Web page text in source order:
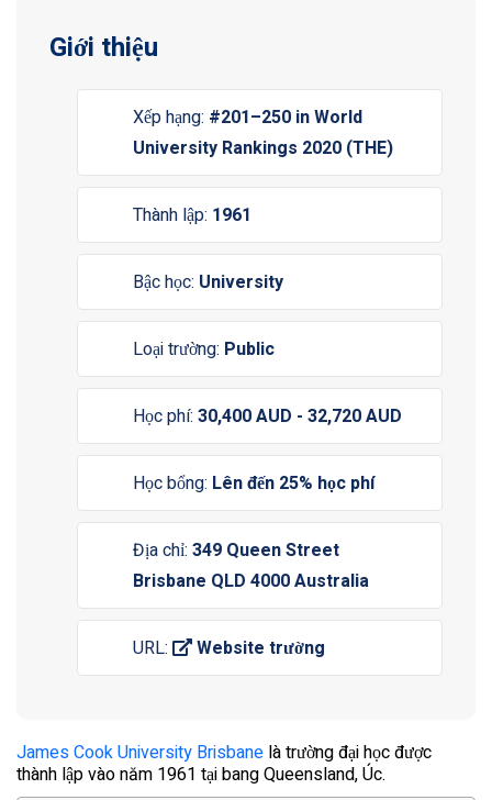
Giới thiệu
Xếp hạng: #201–250 in World
University Rankings 2020 (THE)
Thành lập: 1961
Bậc học: University
Loại trường: Public
Học phí: 30,400 AUD - 32,720 AUD
Học bổng: Lên đến 25% học phí
Địa chỉ: 349 Queen Street
Brisbane QLD 4000 Australia
URL: Website trường
James Cook University Brisbane là trường đại học được
thành lập vào năm 1961 tại bang Queensland, Úc.